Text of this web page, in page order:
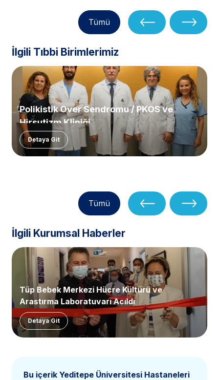
Tümü
İlgili Tıbbi Birimlerimiz
Polikistik Over Sendromu / PKOS ve
Hirsutizm Kliniği
Detaya Git
Tümü
İlgili Kurumsal Haberler
Tüp Bebek Merkezi Hücre Kültürü ve
Araştırma Laboratuvarı Açıldı
Detaya Git
Bu içerik Yeditepe Üniversitesi Hastaneleri